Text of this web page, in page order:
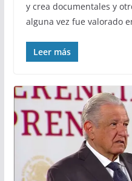
y crea documentales y
alguna vez fue valorado
Leer más